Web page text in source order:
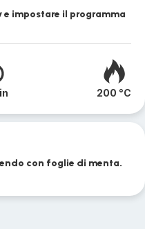
e impostare il programma
200 °C
con foglie di menta.